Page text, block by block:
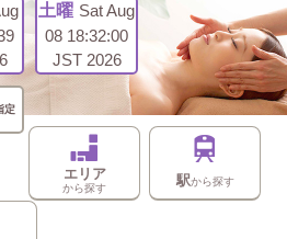
土曜 Sat Aug
08 18:32:00
JST 2026
定
エリア
から探す 駅から探す